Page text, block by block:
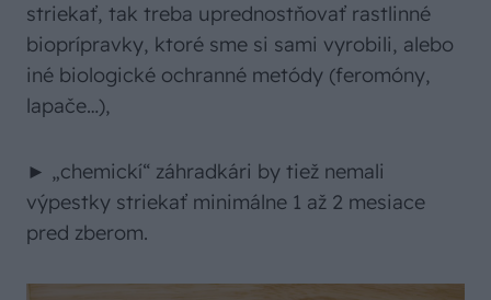
striekať, tak treba uprednostňovať rastlinné
bioprípravky, ktoré sme si sami vyrobili, alebo
iné biologické ochranné metódy (feromóny,
lapače…),
► „chemickí“ záhradkári by tiež nemali
výpestky striekať minimálne 1 až 2 mesiace
pred zberom.